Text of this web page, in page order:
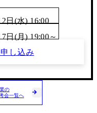
2日(水) 16:00
日(月) 19:00～
し込み
の
会一覧へ